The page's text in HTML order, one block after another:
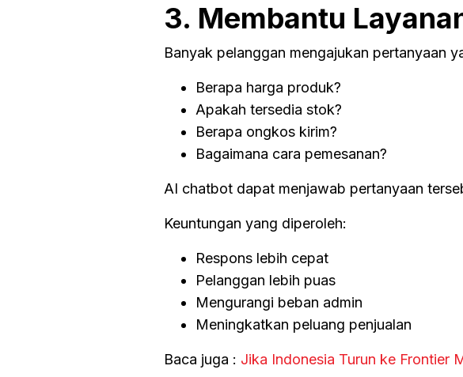
3. Membantu
Banyak pelanggan mengajukan pertanyaan
Berapa harga produk?
Apakah tersedia stok?
Berapa ongkos kirim?
Bagaimana cara pemesanan?
AI chatbot dapat menjawab pertanyaan
Keuntungan yang diperoleh:
Respons lebih cepat
Pelanggan lebih puas
Mengurangi beban admin
Meningkatkan peluang penjualan
Baca juga : Jika Indonesia Turun ke Frontier